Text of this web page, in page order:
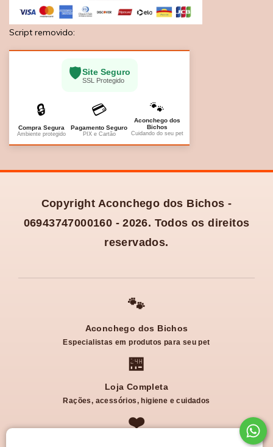
Script removido:
🛡️Site Seguro
SSL Protegido
🔒
Compra Segura
Ambiente protegido
💳
Pagamento Seguro
PIX e Cartão
🐾
Aconchego dos
Bichos
Cuidando do seu pet
Copyright Aconchego dos Bichos -
06943747000160 - 2026. Todos os direitos
reservados.
🐾
Aconchego dos Bichos
Especialistas em produtos para seu pet
🏪
Loja Completa
Rações, acessórios, higiene e cuidados
❤️